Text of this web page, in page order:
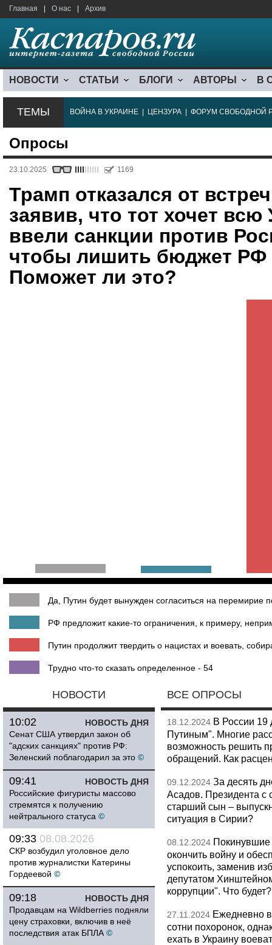
Главная О нас Архив
НОВОСТИ СТАТЬИ БЛОГИ АВТОРЫ В
ТЕМЫ ВОЙНА В УКРАИНЕ ЦЕНЗУРА ФОРУМ СВОБОДНОЙ
Опросы
23.10.2025 1169
Трамп отказался от
заявив, что тот хочет
ввели санкции против
чтобы лишить бюджет РФ
Поможет ли это?
Да, Путин будет вынужден согласиться на перемирие
РФ предложит какие-то ограничения, к примеру,
Путин продолжит твердить о нацистах и воевать,
Трудно что-то сказать определенное - 54
НОВОСТИ
НОВОСТЬ ДНЯ
10:02
Сенат США утвердил закон об
"адских санкциях" против РФ:
Зеленский поблагодарил за это ©
НОВОСТЬ ДНЯ
09:41
Российские фигуристы массово
стремятся к получению
нейтрального статуса ©
09:33 08.08.2026
СКР возбудил уголовное дело
против журналистки Катерины
Гордеевой ©
НОВОСТЬ ДНЯ
09:18
Продавцам на Wildberries подняли
цену страховки, включив в неё
последствия атак БПЛА ©
ВСЕ ОПРОСЫ
18.12.2024 В России 19
Путиным". Многие
возможность решить
обращений. Как
09.12.2024 За десять
Асадов. Президента с
старший сын –
ситуация в Сирии?
08.12.2024 Покинувшие
окончить войну и
успокоить, заменив
депутатом
коррупции". Что будет?
27.11.2024 Ежедневно
сотни похоронок,
ехать в Украину